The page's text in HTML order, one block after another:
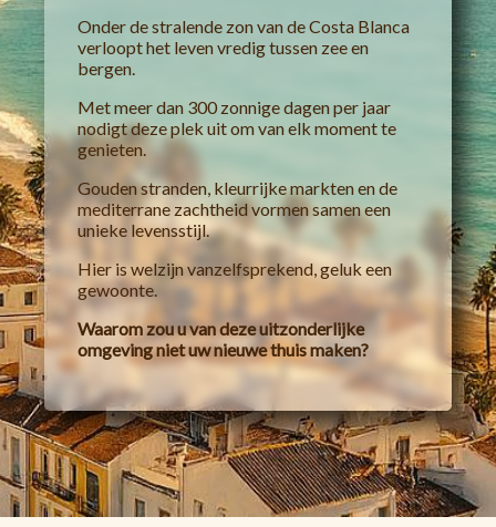
Onder de stralende zon van de Costa Blanca
verloopt het leven vredig tussen zee en
bergen.
Met meer dan 300 zonnige dagen per jaar
nodigt deze plek uit om van elk moment te
genieten.
Gouden stranden, kleurrijke markten en de
mediterrane zachtheid vormen samen een
unieke levensstijl.
Hier is welzijn vanzelfsprekend, geluk een
gewoonte.
Waarom zou u van deze uitzonderlijke
omgeving niet uw nieuwe thuis maken?